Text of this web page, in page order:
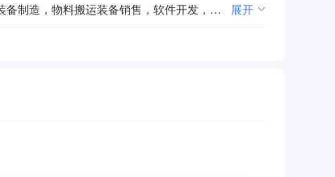
一般项目：工程管理服务，矿山机械制造，矿山机械销售，机械电气设备制造，电气机械设备销售，物料搬运装备制造，物料搬运装备销售，软件开发，机械设备租赁，电线、电缆经营，住房租赁，非居住房地产租赁，工业自动控制系统装置制造，工业自动控制系统装置销售，销售代理，智能装备及配件、智能控制系统的研发设计、制造、销售，智能矿山系统开发，自动化产品、工业机器人设计、制造、销售，计算机信息系统集成，工业软件开发、销售，自动化控制系统工程、信息化工程施工。许可项目：建设工程设计，各类工程建设活动，房屋建筑和市政基础设施项目工程总承包，工程造价咨询业务，地质灾害治理工程设计，地质灾害治理工程施工，技术进出口，货物进出口（除依法须经批准的项目外，凭营业执照依法自主开展经营活动） 展开